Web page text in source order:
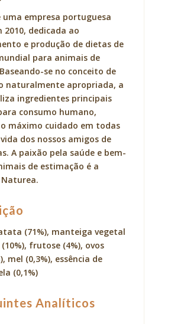
uma empresa portuguesa
dedicada ao
e produção de dietas de
para animais de
se no conceito de
naturalmente apropriada, a
ingredientes principais
consumo humano,
máximo cuidado em todas
dos nossos amigos de
A paixão pela saúde e bem-
de estimação é a
Naturea.
(71%), manteiga vegetal
frutose (4%), ovos
mel (0,3%), essência de
(0,1%)
Analíticos